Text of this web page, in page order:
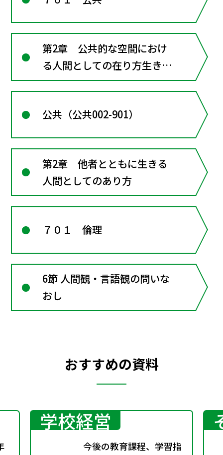
第2章 公共的な空間におけ
る人間としての在り方生き方
―共に生きるための倫理
公共（公共002-901）
第2章 他者とともに生きる
人間としてのあり方
７０１ 倫理
6節 人間観・言語観の問いな
おし
おすすめの資料
学校経営
今後の教育課程、学習指